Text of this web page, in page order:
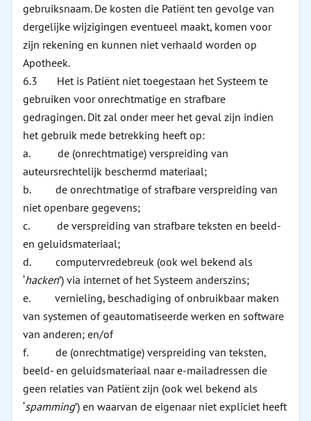
gebruiksnaam. De kosten die Patiënt ten gevolge van
dergelijke wijzigingen eventueel maakt, komen voor
zijn rekening en kunnen niet verhaald worden op
Apotheek.
6.3 Het is Patiënt niet toegestaan het Systeem te
gebruiken voor onrechtmatige en strafbare
gedragingen. Dit zal onder meer het geval zijn indien
het gebruik mede betrekking heeft op:
a. de (onrechtmatige) verspreiding van
auteursrechtelijk beschermd materiaal;
b. de onrechtmatige of strafbare verspreiding van
niet openbare gegevens;
c. de verspreiding van strafbare teksten en beeld-
en geluidsmateriaal;
d. computervredebreuk (ook wel bekend als
‘hacken’) via internet of het Systeem anderszins;
e. vernieling, beschadiging of onbruikbaar maken
van systemen of geautomatiseerde werken en software
van anderen; en/of
f. de (onrechtmatige) verspreiding van teksten,
beeld- en geluidsmateriaal naar e-mailadressen die
geen relaties van Patiënt zijn (ook wel bekend als
‘spamming’) en waarvan de eigenaar niet expliciet heeft